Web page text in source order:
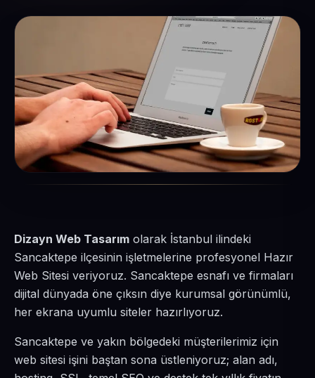
Dizayn Web Tasarım olarak İstanbul ilindeki
Sancaktepe ilçesinin işletmelerine profesyonel Hazır
Web Sitesi veriyoruz. Sancaktepe esnafı ve firmaları
dijital dünyada öne çıksın diye kurumsal görünümlü,
her ekrana uyumlu siteler hazırlıyoruz.
Sancaktepe ve yakın bölgedeki müşterilerimiz için
web sitesi işini baştan sona üstleniyoruz; alan adı,